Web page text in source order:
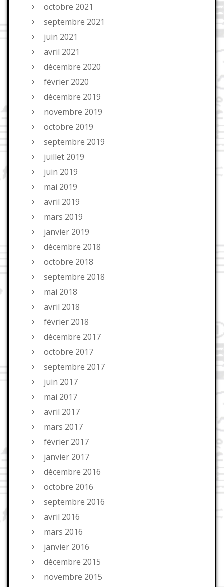
octobre 2021
septembre 2021
juin 2021
avril 2021
décembre 2020
février 2020
décembre 2019
novembre 2019
octobre 2019
septembre 2019
juillet 2019
juin 2019
mai 2019
avril 2019
mars 2019
janvier 2019
décembre 2018
octobre 2018
septembre 2018
mai 2018
avril 2018
février 2018
décembre 2017
octobre 2017
septembre 2017
juin 2017
mai 2017
avril 2017
mars 2017
février 2017
janvier 2017
décembre 2016
octobre 2016
septembre 2016
avril 2016
mars 2016
janvier 2016
décembre 2015
novembre 2015